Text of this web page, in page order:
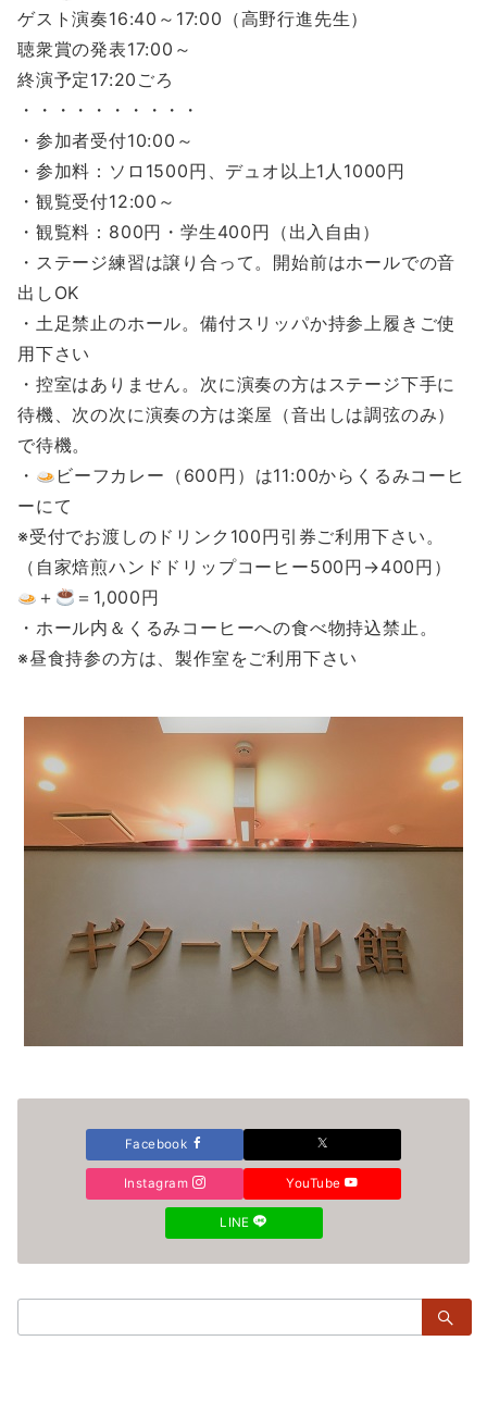
ゲスト演奏16:40～17:00（高野行進先生）
聴衆賞の発表17:00～
終演予定17:20ごろ
・・・・・・・・・・
・参加者受付10:00～
・参加料：ソロ1500円、デュオ以上1人1000円
・観覧受付12:00～
・観覧料：800円・学生400円（出入自由）
・ステージ練習は譲り合って。開始前はホールでの音
出しOK
・土足禁止のホール。備付スリッパか持参上履きご使
用下さい
・控室はありません。次に演奏の方はステージ下手に
待機、次の次に演奏の方は楽屋（音出しは調弦のみ）
で待機。
・
ビーフカレー（600円）は11:00からくるみコーヒ
ーにて
※受付でお渡しのドリンク100円引券ご利用下さい。
（自家焙煎ハンドドリップコーヒー500円→400円）
＋
＝1,000円
・ホール内＆くるみコーヒーへの食べ物持込禁止。
※昼食持参の方は、製作室をご利用下さい
Facebook
Instagram YouTube
LINE
索：